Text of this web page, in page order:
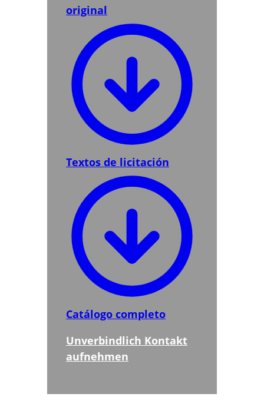
original
Textos de licitación
Catálogo completo
Unverbindlich Kontakt
aufnehmen